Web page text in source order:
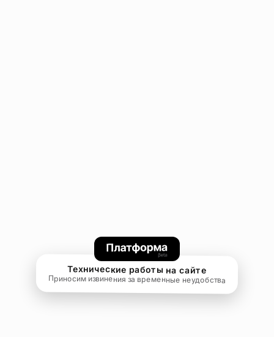
Технические работы на сайте
Приносим извинения за временные неудобства